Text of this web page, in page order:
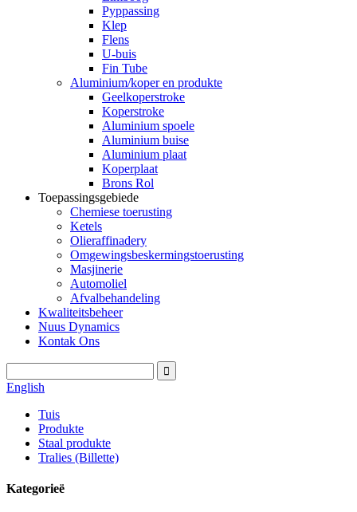
Pyppassing
Klep
Flens
U-buis
Fin Tube
Aluminium/koper en produkte
Geelkoperstroke
Koperstroke
Aluminium spoele
Aluminium buise
Aluminium plaat
Koperplaat
Brons Rol
Toepassingsgebiede
Chemiese toerusting
Ketels
Olieraffinadery
Omgewingsbeskermingstoerusting
Masjinerie
Automoliel
Afvalbehandeling
Kwaliteitsbeheer
Nuus Dynamics
Kontak Ons
English
Tuis
Produkte
Staal produkte
Tralies (Billette)
Kategorieë